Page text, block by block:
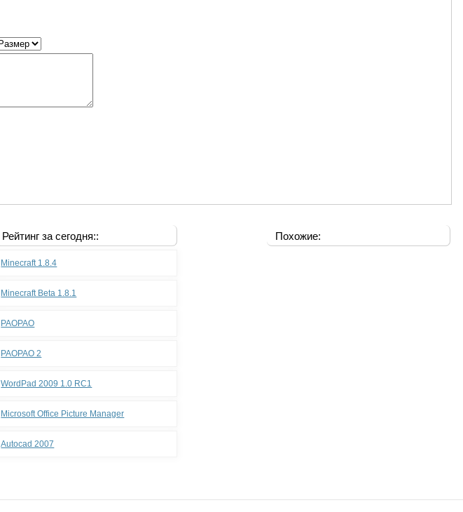
Рейтинг за сегодня::
Minecraft 1.8.4
Minecraft Beta 1.8.1
PAOPAO
PAOPAO 2
WordPad 2009 1.0 RC1
Microsoft Office Picture Manager
Autocad 2007
Похожие: